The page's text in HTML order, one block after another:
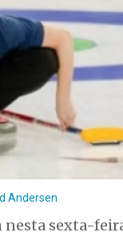
Andersen
sexta-